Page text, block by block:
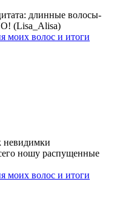
длинные волосы-
(Lisa_Alisa)
моих волос и итоги
невидимки
ношу распущенные
моих волос и итоги